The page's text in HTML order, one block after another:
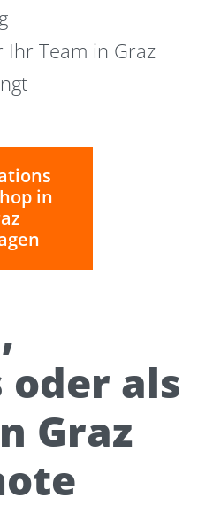
Ihr Team in Graz
in
oder als
Graz